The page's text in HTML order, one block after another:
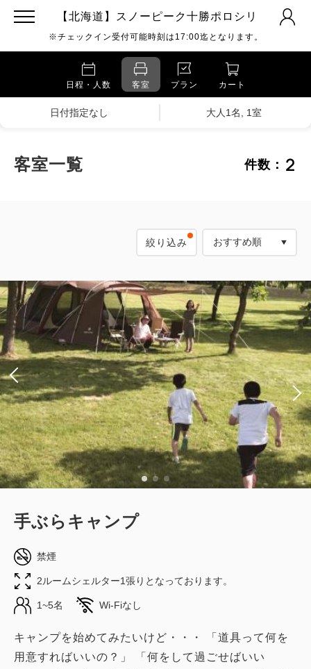
【北海道】スノーピーク十勝ポロシリ
※チェックイン受付可能時刻は17:00迄となります。
日程・人数 客室 プラン カート
日付指定なし 大人1名, 1室
客室一覧 件数： 2
絞り込み
手ぶらキャンプ
禁煙
2ルームシェルター1張りとなっております。
1~5名 Wi-Fiなし
キャンプを始めてみたいけど・・・ 「道具って何を
用意すればいいの？」 「何をして過ごせばいい